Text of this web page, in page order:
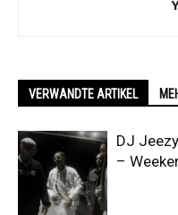
VERWANDTE ARTIKEL
DJ
–